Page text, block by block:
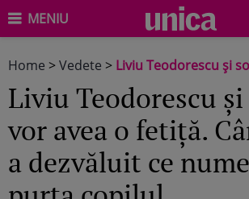
MENIU
Home >Vedete > Liviu Teodorescu și soția sa vor avea o fetiță.
Liviu Teodorescu
vor avea o fetiță.
a dezvăluit ce